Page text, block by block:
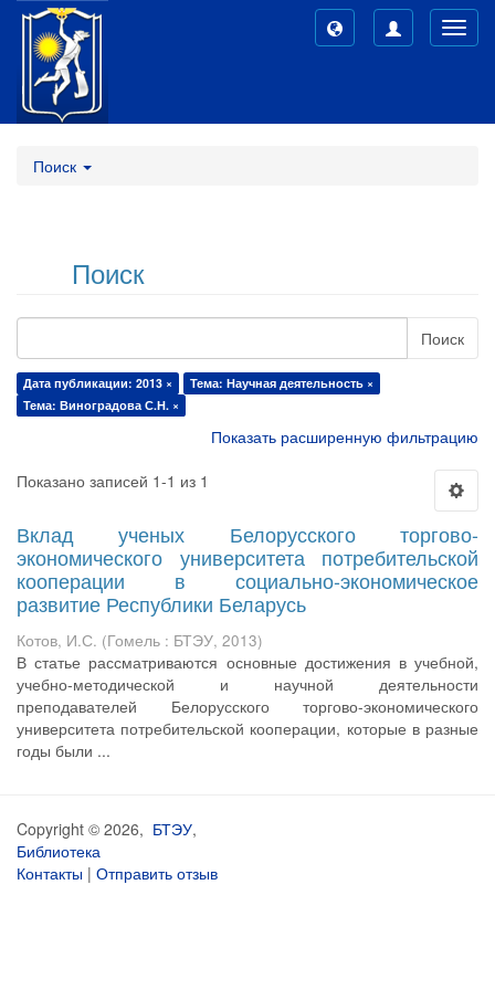
Поиск
Поиск
Поиск
Дата публикации: 2013 ×
Тема: Научная деятельность ×
Тема: Виноградова С.Н. ×
Показать расширенную фильтрацию
Показано записей 1-1 из 1
Вклад ученых Белорусского торгово-
экономического университета потребительской
кооперации в социально-экономическое
развитие Республики Беларусь
Котов, И.С. (Гомель : БТЭУ, 2013)
В статье рассматриваются основные достижения в учебной,
учебно-методической и научной деятельности
преподавателей Белорусского торгово-экономического
университета потребительской кооперации, которые в разные
годы были ...
Copyright © 2026, БТЭУ,
Библиотека
Контакты | Отправить отзыв